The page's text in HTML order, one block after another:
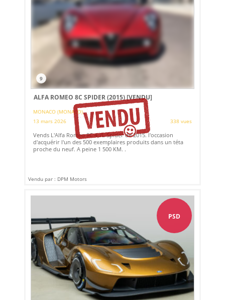
9
ALFA ROMEO 8C SPIDER (2015)[VENDU]
MONACO (MONACO)
13 mars 2026
338 vues
Vends L'Alfa Romeo 8C 4,7L Spider de 2015. l'occasion
d'acquérir l'un des 500 exemplaires produits dans un téta
proche du neuf. A peine 1 500 KM. .
Vendu par : DPM Motors
PSD